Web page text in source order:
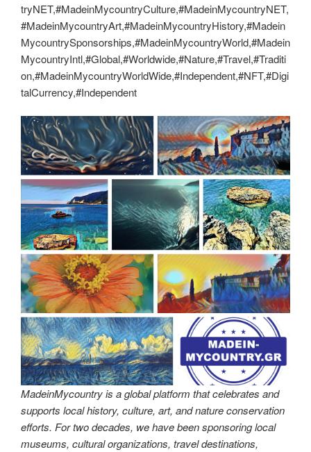
tryNET,#MadeinMycountryCulture,#MadeinMycountryNET,
#MadeinMycountryArt,#MadeinMycountryHistory,#Madein
MycountrySponsorships,#MadeinMycountryWorld,#Madein
MycountryIntl,#Global,#Worldwide,#Nature,#Travel,#Traditi
on,#MadeinMycountryWorldWide,#Independent,#NFT,#Digi
talCurrency,#Independent
MadeinMycountry is a global platform that celebrates and
supports local history, culture, art, and nature conservation
efforts. For two decades, we have been sponsoring local
museums, cultural organizations, travel destinations,